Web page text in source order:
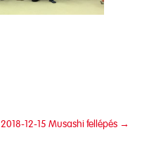
2018-12-15 Musashi fellépés →